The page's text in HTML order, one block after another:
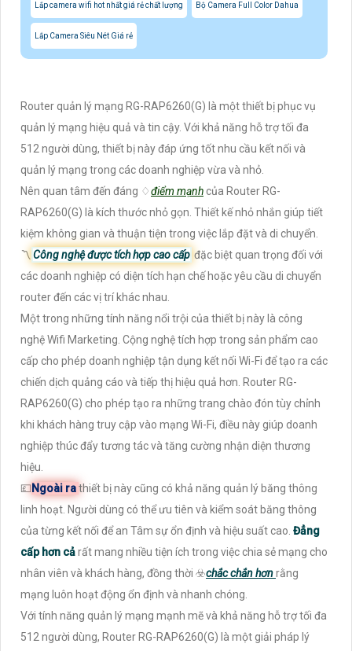
Lắp camera wifi hot nhất giá rẻ chất lượng Bộ Camera Full Color Dahua
Lắp Camera Siêu Nét Giá rẻ
Router quản lý mạng RG-RAP6260(G) là một thiết bị phục vụ
quản lý mạng hiệu quả và tin cậy. Với khả năng hỗ trợ tối đa
512 người dùng, thiết bị này đáp ứng tốt nhu cầu kết nối và
quản lý mạng trong các doanh nghiệp vừa và nhỏ.
Nên quan tâm đến đáng ♢điểm mạnhcủa Router RG-
RAP6260(G) là kích thước nhỏ gọn. Thiết kế nhỏ nhắn giúp tiết
kiệm không gian và thuận tiện trong việc lắp đặt và di chuyển.
〽 Công nghệ được tích hợp cao cấp đặc biệt quan trọng đối với
các doanh nghiệp có diện tích hạn chế hoặc yêu cầu di chuyển
router đến các vị trí khác nhau.
Một trong những tính năng nổi trội của thiết bị này là công
nghệ Wifi Marketing. Cộng nghệ tích hợp trong sản phẩm cao
cấp cho phép doanh nghiệp tận dụng kết nối Wi-Fi để tạo ra các
chiến dịch quảng cáo và tiếp thị hiệu quả hơn. Router RG-
RAP6260(G) cho phép tạo ra những trang chào đón tùy chỉnh
khi khách hàng truy cập vào mạng Wi-Fi, điều này giúp doanh
nghiệp thúc đẩy tương tác và tăng cường nhận diện thương
hiệu.
💷 Ngoài rathiết bị này cũng có khả năng quản lý băng thông
linh hoạt. Người dùng có thể ưu tiên và kiểm soát băng thông
của từng kết nối để an Tâm sự ổn định và hiệu suất cao. Đẳng
cấp hơn cảrất mang nhiều tiện ích trong việc chia sẻ mạng cho
nhân viên và khách hàng, đồng thời ☣️chắc chắn hơnrằng
mạng luôn hoạt động ổn định và nhanh chóng.
Với tính năng quản lý mạng mạnh mẽ và khả năng hỗ trợ tối đa
512 người dùng, Router RG-RAP6260(G) là một giải pháp lý